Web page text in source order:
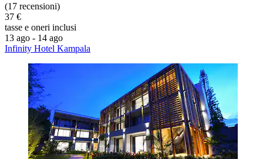
(17 recensioni)
37 €
tasse e oneri inclusi
13 ago - 14 ago
Infinity Hotel Kampala